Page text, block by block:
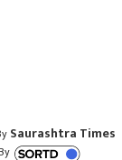
Saurashtra Times